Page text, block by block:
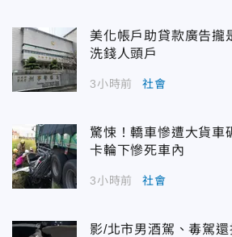
美化帳戶助貸款廣告
洗錢人頭戶
3小時前 社會
驚悚！轎車慘遭大貨
卡輪下慘死車內
3小時前 社會
影/北市男酒駕、毒駕